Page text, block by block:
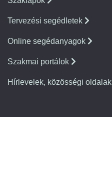
Tervezési segédletek
Online segédanyagok
Szakmai portálok
Hírlevelek, közösségi oldalak